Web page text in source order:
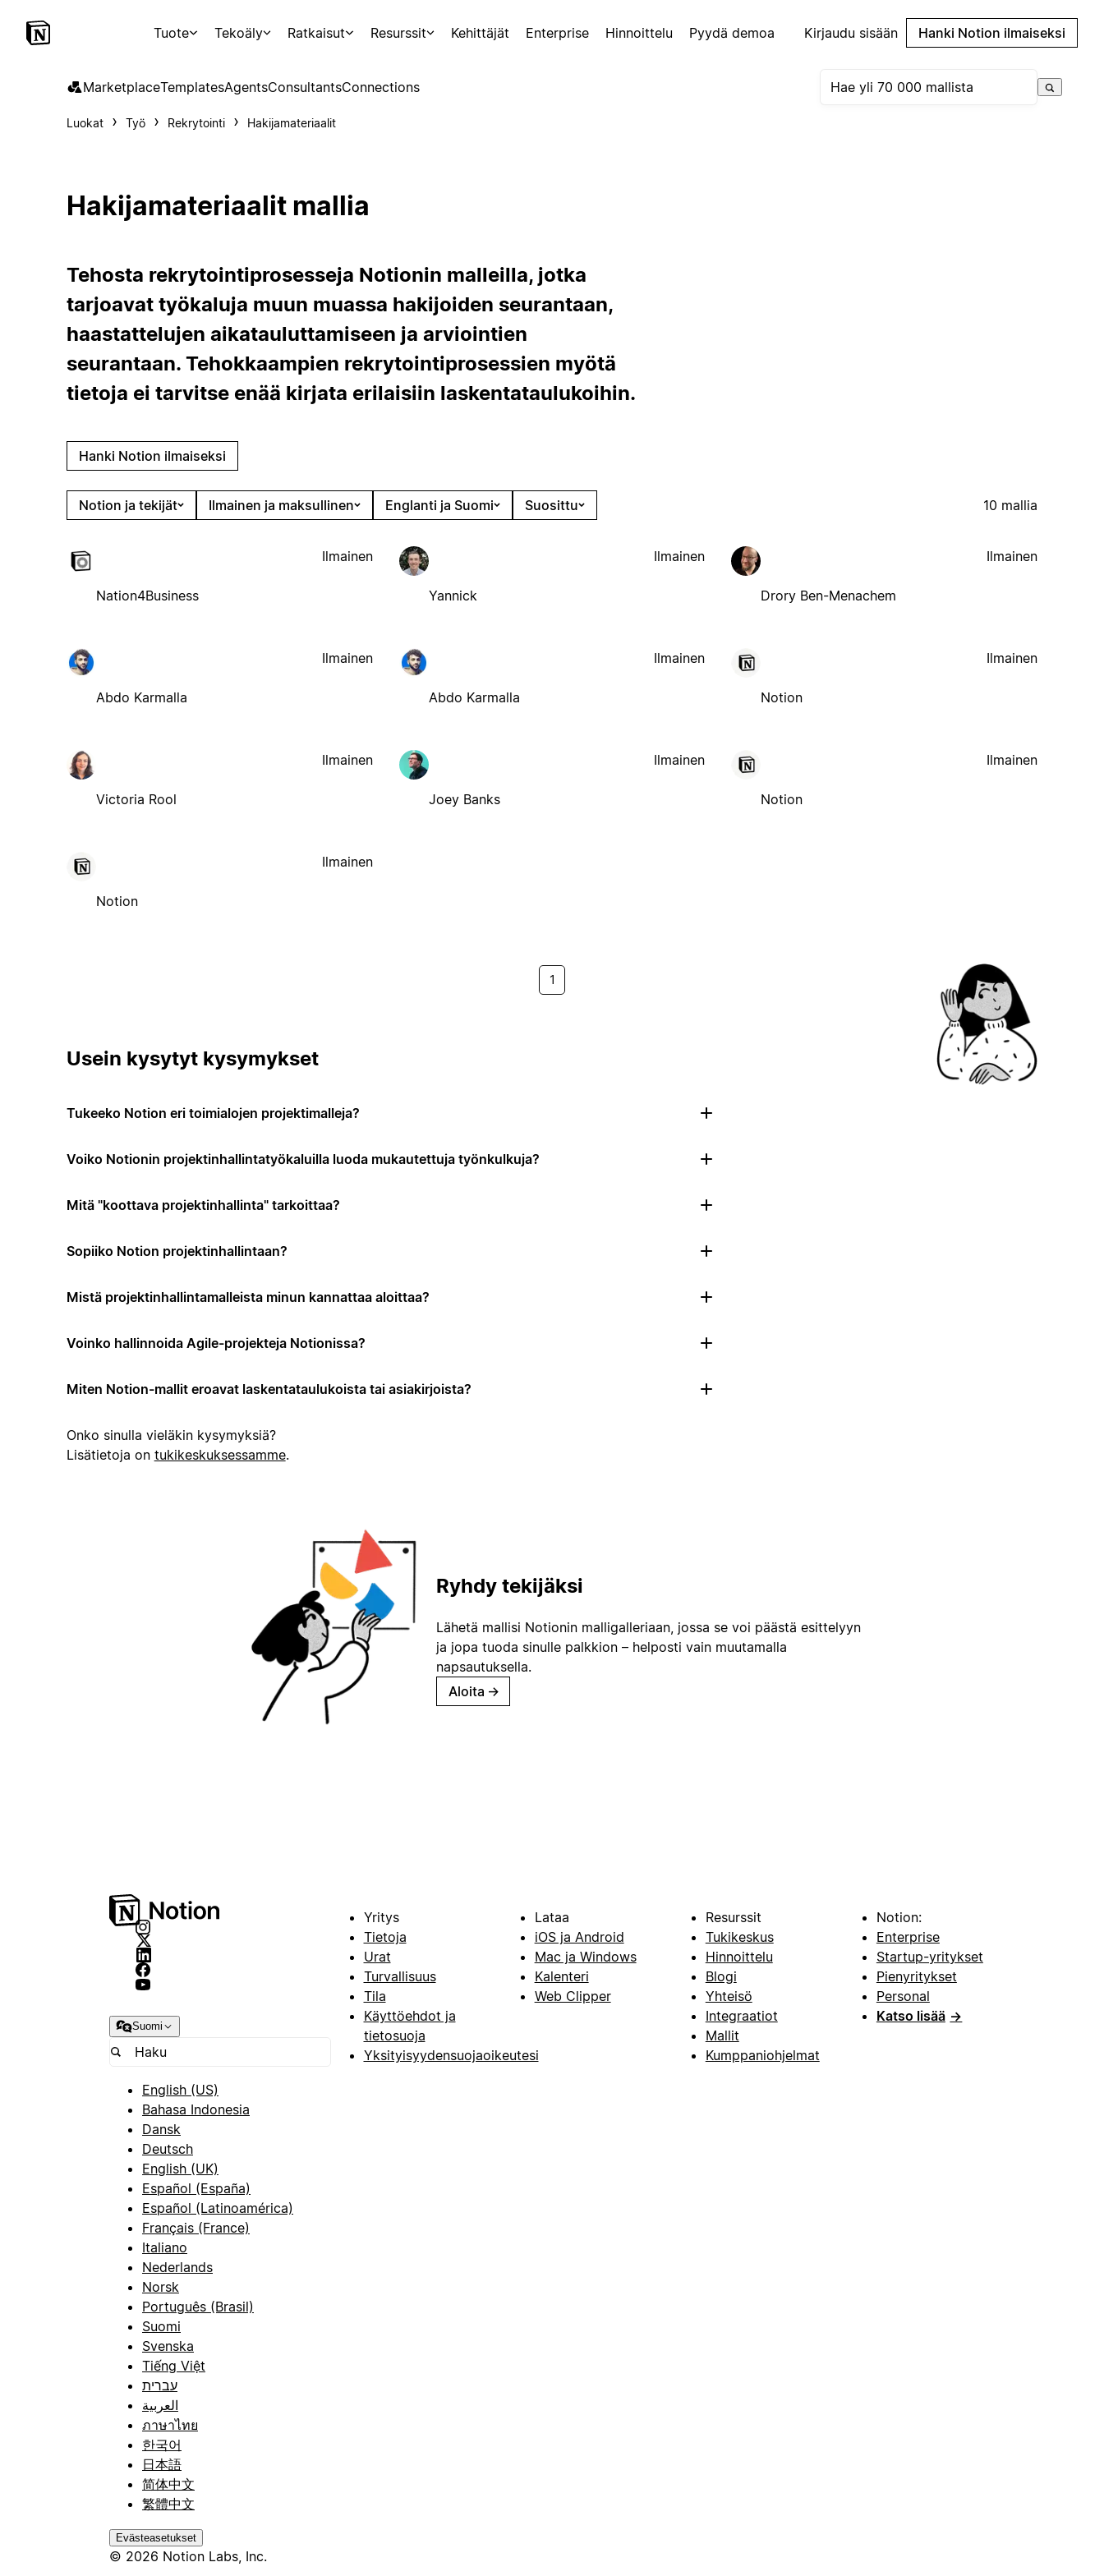
Tuote Tekoäly Ratkaisut Resurssit Kehittäjät Enterprise Hinnoittelu Pyydä demoa Kirjaudu sisään Hanki Notion ilmaiseksi
MarketplaceTemplatesAgentsConsultantsConnections
Luokat Työ Rekrytointi Hakijamateriaalit
Hakijamateriaalit mallia
Tehosta rekrytointiprosesseja Notionin malleilla, jotka
tarjoavat työkaluja muun muassa hakijoiden seurantaan,
haastattelujen aikatauluttamiseen ja arviointien
seurantaan. Tehokkaampien rekrytointiprosessien myötä
tietoja ei tarvitse enää kirjata erilaisiin laskentataulukoihin.
Hanki Notion ilmaiseksi
Notion ja tekijät Ilmainen ja maksullinen Englanti ja Suomi Suosittu 10 mallia
Nation4Business
Ilmainen
Yannick
Ilmainen
Drory Ben-Menachem
Ilmainen
Abdo Karmalla
Ilmainen
Abdo Karmalla
Ilmainen
Notion
Ilmainen
Victoria Rool
Ilmainen
Joey Banks
Ilmainen
Notion
Ilmainen
Notion
Ilmainen
1
Usein kysytyt kysymykset
Tukeeko Notion eri toimialojen projektimalleja?
Voiko Notionin projektinhallintatyökaluilla luoda mukautettuja työnkulkuja?
Mitä "koottava projektinhallinta" tarkoittaa?
Sopiiko Notion projektinhallintaan?
Mistä projektinhallintamalleista minun kannattaa aloittaa?
Voinko hallinnoida Agile-projekteja Notionissa?
Miten Notion-mallit eroavat laskentataulukoista tai asiakirjoista?
Onko sinulla vieläkin kysymyksiä?
Lisätietoja on tukikeskuksessamme.
Ryhdy tekijäksi
Lähetä mallisi Notionin malligalleriaan, jossa se voi päästä esittelyyn
ja jopa tuoda sinulle palkkion – helposti vain muutamalla
napsautuksella.
Aloita →
Suomi
English (US)
Bahasa Indonesia
Dansk
Deutsch
English (UK)
Español (España)
Español (Latinoamérica)
Français (France)
Italiano
Nederlands
Norsk
Português (Brasil)
Suomi
Svenska
Tiếng Việt
עברית
العربية
ภาษาไทย
한국어
日本語
简体中文
繁體中文
Evästeasetukset
© 2026 Notion Labs, Inc.
Yritys
Tietoja
Urat
Turvallisuus
Tila
Käyttöehdot ja
tietosuoja
Yksityisyydensuojaoikeutesi
Lataa
iOS ja Android
Mac ja Windows
Kalenteri
Web Clipper
Resurssit
Tukikeskus
Hinnoittelu
Blogi
Yhteisö
Integraatiot
Mallit
Kumppaniohjelmat
Notion:
Enterprise
Startup-yritykset
Pienyritykset
Personal
Katso lisää →